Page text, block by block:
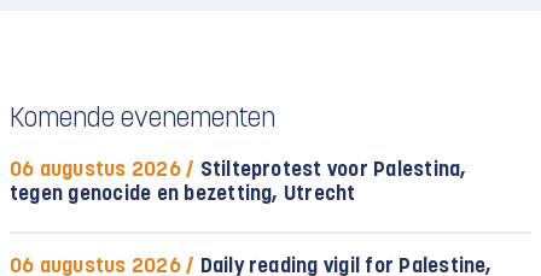
Komende evenementen
06 augustus 2026 / Stilteprotest voor Palestina,
tegen genocide en bezetting, Utrecht
06 augustus 2026 / Daily reading vigil for Palestine,